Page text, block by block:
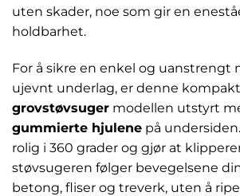
uten skader, noe som gir en
holdbarhet.
For å sikre en enkel og uanstrengt
ujevnt underlag, er denne
grovstøvsuger modellen utstyrt
gummierte hjulene på
rolig i 360 grader og gjør at
støvsugeren følger bevegelsene
betong, fliser og treverk, uten å